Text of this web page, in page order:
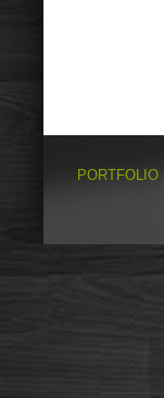
PORTFOLIO